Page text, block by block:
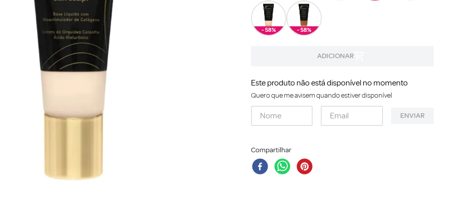
- 58% - 58%
Este produto não está disponível no momento
Quero que me avisem quando estiver disponível
ENVIAR
Compartilhar